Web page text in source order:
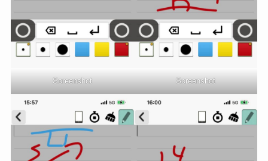
Screenshot Screenshot